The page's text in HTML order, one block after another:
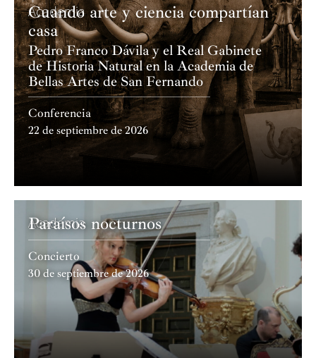
Academia
Cuando arte y ciencia compartían
casa
Pedro Franco Dávila y el Real Gabinete
de Historia Natural en la Academia de
Bellas Artes de San Fernando
Conferencia
22 de septiembre de 2026
Academia
Paraísos nocturnos
Concierto
30 de septiembre de 2026